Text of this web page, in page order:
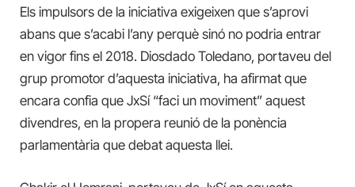
Els impulsors de la iniciativa exigeixen que s’aprovi
abans que s’acabi l’any perquè sinó no podria entrar
en vigor fins el 2018. Diosdado Toledano, portaveu del
grup promotor d’aquesta iniciativa, ha afirmat que
encara confia que JxSí “faci un moviment” aquest
divendres, en la propera reunió de la ponència
parlamentària que debat aquesta llei.